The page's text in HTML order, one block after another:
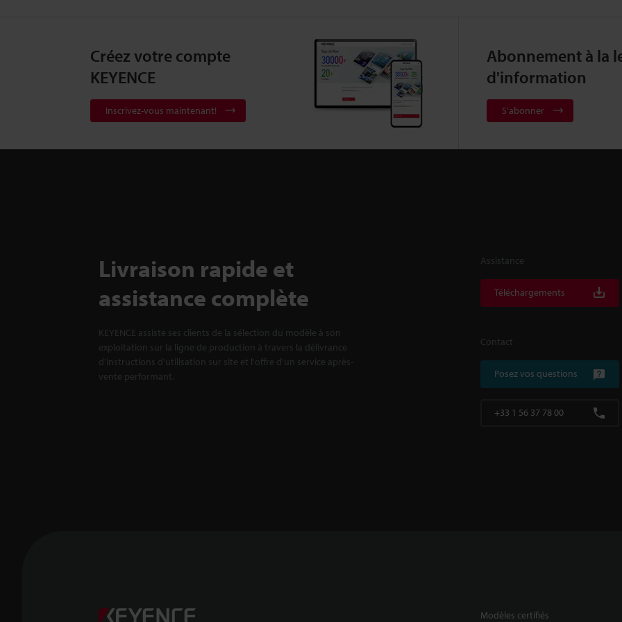
Créez votre compte
KEYENCE
Inscrivez-vous maintenant!
Abonnement à la
d'information
S'abonner
Livraison rapide et
assistance complète
KEYENCE assiste ses clients de la sélection du modèle à son
exploitation sur la ligne de production à travers la délivrance
d'instructions d'utilisation sur site et l'offre d'un service après-
vente performant.
Assistance
Téléchargements
Contact
Posez vos questions
+33 1 56 37 78 00
Modèles certifiés